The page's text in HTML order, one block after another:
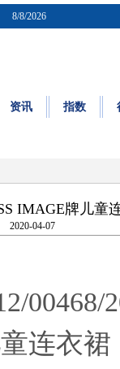
8/8/2026
资讯 指数
IMAGE牌儿童
2020-04-07
连衣裙